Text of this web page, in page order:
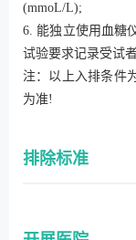
(mmoL/L);
6. 能独立使用血糖
试验要求记录受试
注：以上入排条件
为准!
排除标准